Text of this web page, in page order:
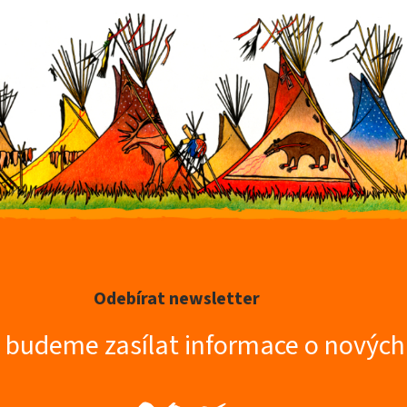
Odebírat newsletter
zasílat informace o